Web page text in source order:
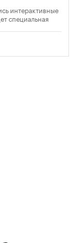
интерактивные
специальная